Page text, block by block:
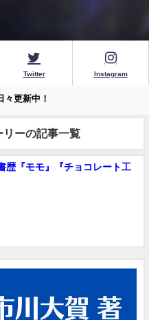
Twitter Instagram
々更新中！
リーの記事一覧
歴『モモ』『チョコレート工